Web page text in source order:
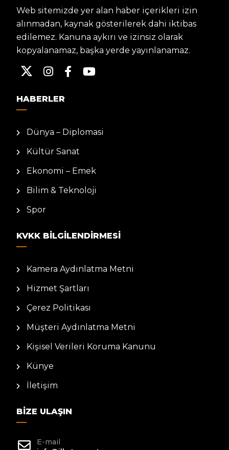
Web sitemizde yer alan haber içerikleri izin
alınmadan, kaynak gösterilerek dahi iktibas
edilemez. Kanuna aykırı ve izinsiz olarak
kopyalanamaz, başka yerde yayınlanamaz.
HABERLER
Dünya – Diplomasi
Kültür Sanat
Ekonomi – Emek
Bilim & Teknoloji
Spor
KVKK BILGILENDIRMESI
Kamera Aydınlatma Metni
Hizmet Şartları
Çerez Politikası
Müşteri Aydınlatma Metni
Kişisel Verileri Koruma Kanunu
Künye
İletişim
BIZE ULAŞIN
E-mail